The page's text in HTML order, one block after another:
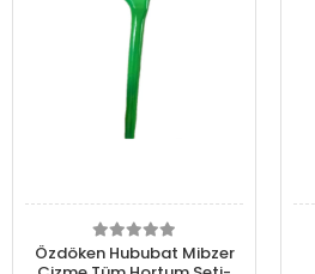
Özdöken Hububat Mibzer